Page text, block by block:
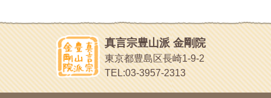
2010年5月(22)
2010年4月(25)
2010年3月(22)
2010年2月
(23)
2010年1月(23)
2009年12月(18)
ほうげん日記
放言じゃなくて和尚さんの名前だよ
面白いサイトみつけたよ。
ヘェ～という感じ
chocolab.Air♪DIALY
ラブラドールのワンちゃんがかわいいよ
真言宗豊山派 金剛院
東京都豊島区長崎1-9-2
TEL:03-3957-2313